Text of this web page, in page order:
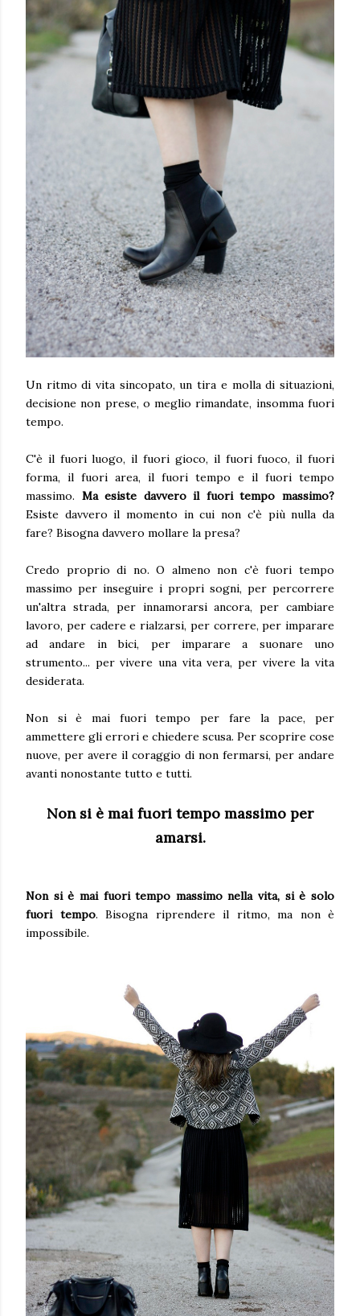
Un ritmo di vita sincopato, un tira e molla di situazioni,
decisione non prese, o meglio rimandate, insomma fuori
tempo.
C'è il fuori luogo, il fuori gioco, il fuori fuoco, il fuori
forma, il fuori area, il fuori tempo e il fuori tempo
massimo. Ma esiste davvero il fuori tempo massimo?
Esiste davvero il momento in cui non c'è più nulla da
fare? Bisogna davvero mollare la presa?
Credo proprio di no. O almeno non c'è fuori tempo
massimo per inseguire i propri sogni, per percorrere
un'altra strada, per innamorarsi ancora, per cambiare
lavoro, per cadere e rialzarsi, per correre, per imparare
ad andare in bici, per imparare a suonare uno
strumento... per vivere una vita vera, per vivere la vita
desiderata.
Non si è mai fuori tempo per fare la pace, per
ammettere gli errori e chiedere scusa. Per scoprire cose
nuove, per avere il coraggio di non fermarsi, per andare
avanti nonostante tutto e tutti.
Non si è mai fuori tempo massimo per
amarsi.
Non si è mai fuori tempo massimo nella vita, si è solo
fuori tempo. Bisogna riprendere il ritmo, ma non è
impossibile.